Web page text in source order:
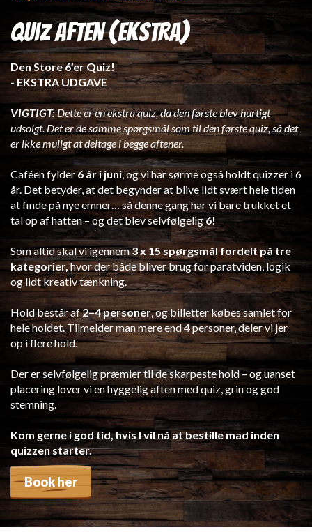
Quiz Aften (Ekstra)
Den Store 6’er Quiz!
- EKSTRA UDGAVE
VIGTIGT:Dette er en ekstra quiz, da den første blev hurtigt
udsolgt. Det er de samme spørgsmål som til den første quiz, så det
er ikke muligt at deltage i begge aftener.
Caféen fylder6 år i juni, og vi har sørme også holdt quizzer i 6
år. Det betyder, at det begynder at blive lidt svært hele tiden
at finde på nye emner… så denne gang har vi bare trukket et
tal op af hatten – og det blev selvfølgelig6!
Som altid skal vi igennem3 x 15 spørgsmål fordelt på tre
kategorier,hvor der både bliver brug for paratviden, logik
og lidt kreativ tænkning.
Hold består af2–4 personer, og billetter købes samlet for
hele holdet. Tilmelder man mere end 4 personer, deler vi jer
op i flere hold.
Der er selvfølgelig præmier til de skarpeste hold – og uanset
placering lover vi en hyggelig aften med quiz, grin og god
stemning.
Kom gerne i god tid, hvis I vil nå at bestille mad inden
quizzen starter.
Book her